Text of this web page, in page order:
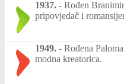
1937. - Rođen
pripovjedač i
1949. - Rođena
modna kreatorica.